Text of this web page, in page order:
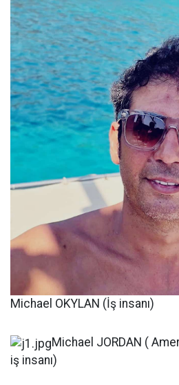
Michael OKYLAN (İş insanı)
Michael JORDAN (
iş insanı)